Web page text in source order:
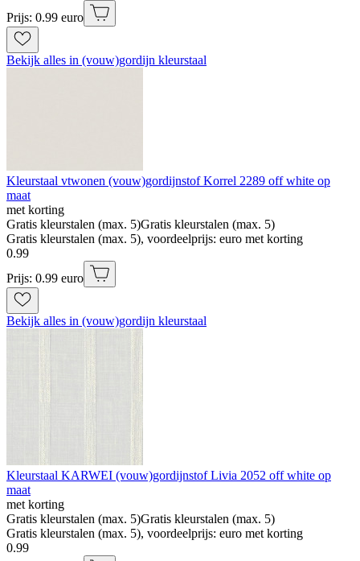
Prijs: 0.99 euro
Bekijk alles in (vouw)gordijn kleurstaal
Kleurstaal vtwonen (vouw)gordijnstof Korrel 2289 off white op
maat
met korting
Gratis kleurstalen (max. 5)Gratis kleurstalen (max. 5)
Gratis kleurstalen (max. 5), voordeelprijs: euro met korting
0.99
Prijs: 0.99 euro
Bekijk alles in (vouw)gordijn kleurstaal
Kleurstaal KARWEI (vouw)gordijnstof Livia 2052 off white op
maat
met korting
Gratis kleurstalen (max. 5)Gratis kleurstalen (max. 5)
Gratis kleurstalen (max. 5), voordeelprijs: euro met korting
0.99